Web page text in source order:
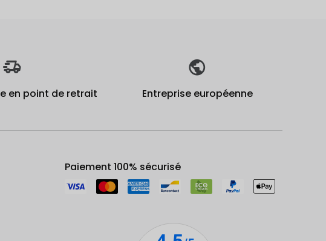
en point de retrait Entreprise européenne
Paiement 100% sécurisé